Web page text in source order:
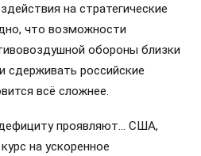
на стратегические
что возможности
обороны близки
сдерживать российские
всё сложнее.
проявляют… США,
на ускоренное